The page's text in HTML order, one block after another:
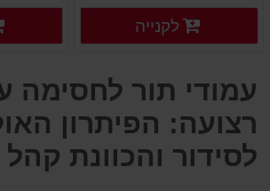
פרטים נוספים פרטים נוספים לקנייה
עמודי תור לחסימה
רצועה: הפיתרון
לסידור והכוונת קהל